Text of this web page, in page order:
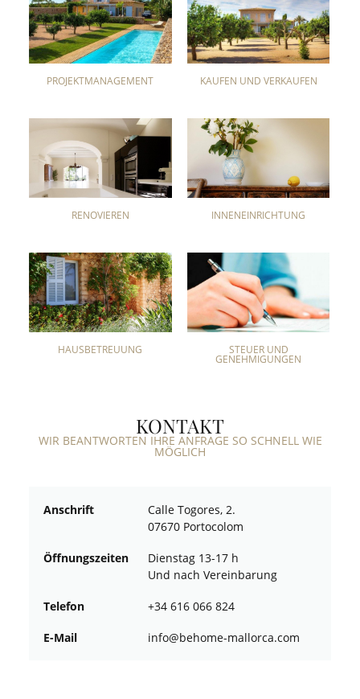
PROJEKTMANAGEMENT KAUFEN UND VERKAUFEN
RENOVIEREN INNENEINRICHTUNG
HAUSBETREUUNG STEUER UND
GENEHMIGUNGEN
KONTAKT
WIR BEANTWORTEN IHRE ANFRAGE SO SCHNELL WIE
MÖGLICH
Anschrift
Calle Togores, 2.
07670 Portocolom
Öffnungszeiten
Dienstag 13-17 h
Und nach Vereinbarung
Telefon +34 616 066 824
E-Mail moc.a
croll
am-em
oheb@
ofni